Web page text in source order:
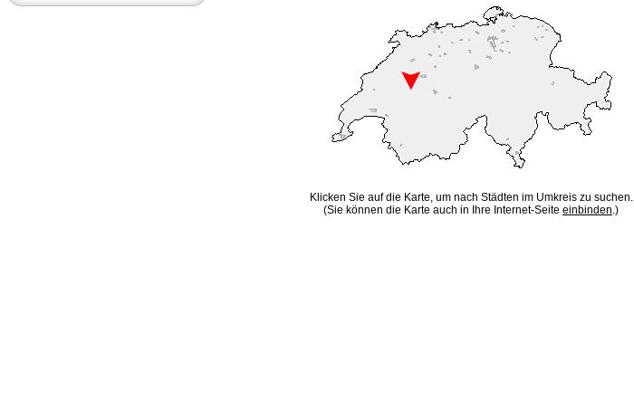
Klicken Sie auf die Karte, um nach Städten im Umkreis zu suchen.
(Sie können die Karte auch in Ihre Internet-Seite einbinden.)